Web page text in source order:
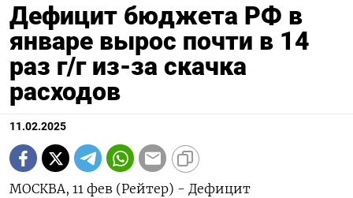
Дефицит бюджета РФ в
январе вырос почти в 14
раз г/г из-за скачка
расходов
11.02.2025
МОСКВА, 11 фев (Рейтер) - Дефицит